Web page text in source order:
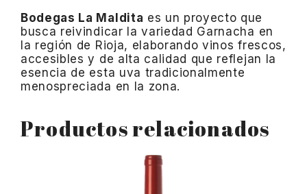
Bodegas La Maldita es un proyecto que
busca reivindicar la variedad Garnacha en
la región de Rioja, elaborando vinos frescos,
accesibles y de alta calidad que reflejan la
esencia de esta uva tradicionalmente
menospreciada en la zona.
Productos relacionados